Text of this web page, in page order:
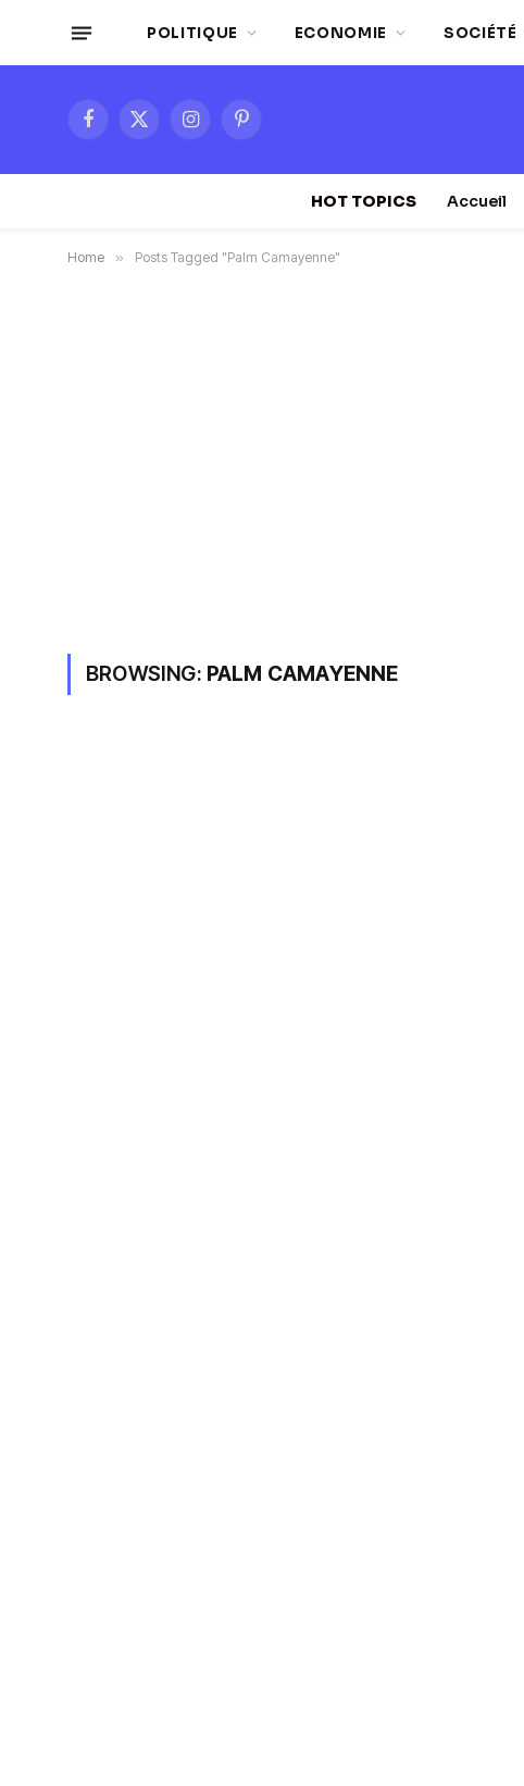
POLITIQUE ECONOMIE SOCIÉTÉ
Facebook
X
InstagramPinterest
HOT TOPICS Accueil
Home » Posts Tagged "Palm Camayenne"
BROWSING: PALM CAMAYENNE